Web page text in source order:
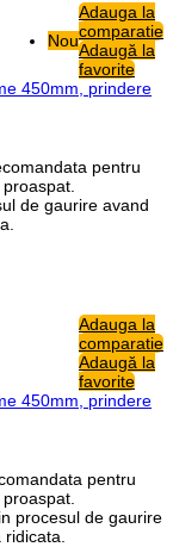
Nou
Adauga la
comparatie
Adaugă la
favorite
450mm, prindere
pentru
de gaurire avand
Adauga la
comparatie
Adaugă la
favorite
450mm, prindere
pentru
procesul de gaurire